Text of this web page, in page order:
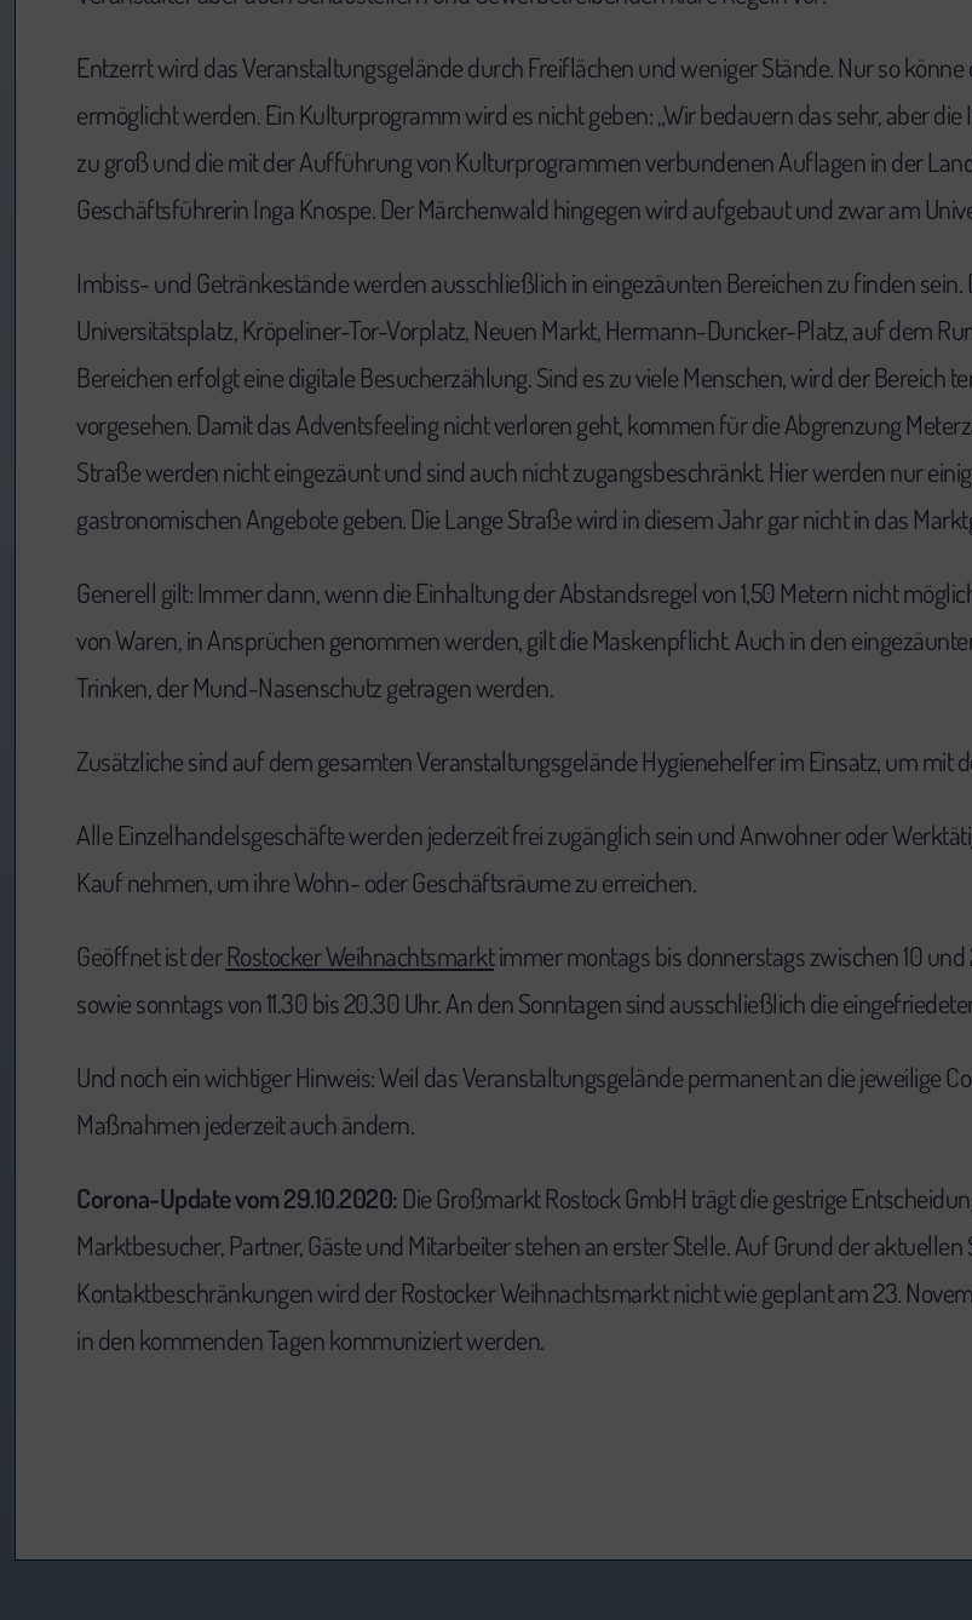
Entzerrt wird das Veranstaltungsgelände durch Freiflächen und weniger Stände. Nur so
ermöglicht werden. Ein Kulturprogramm wird es nicht geben: „Wir bedauern das sehr, aber
zu groß und die mit der Aufführung von Kulturprogrammen verbundenen Auflagen in der
Geschäftsführerin Inga Knospe. Der Märchenwald hingegen wird aufgebaut und zwar am
Imbiss- und Getränkestände werden ausschließlich in eingezäunten Bereichen zu finden
Universitätsplatz, Kröpeliner-Tor-Vorplatz, Neuen Markt, Hermann-Duncker-Platz, auf dem
Bereichen erfolgt eine digitale Besucherzählung. Sind es zu viele Menschen, wird der Bereich
vorgesehen. Damit das Adventsfeeling nicht verloren geht, kommen für die Abgrenzung
Straße werden nicht eingezäunt und sind auch nicht zugangsbeschränkt. Hier werden nur
gastronomischen Angebote geben. Die Lange Straße wird in diesem Jahr gar nicht in das
Generell gilt: Immer dann, wenn die Einhaltung der Abstandsregel von 1,50 Metern nicht
von Waren, in Ansprüchen genommen werden, gilt die Maskenpflicht. Auch in den
Trinken, der Mund-Nasenschutz getragen werden.
Zusätzliche sind auf dem gesamten Veranstaltungsgelände Hygienehelfer im Einsatz, um mit
Alle Einzelhandelsgeschäfte werden jederzeit frei zugänglich sein und Anwohner oder
Kauf nehmen, um ihre Wohn- oder Geschäftsräume zu erreichen.
Geöffnet ist derRostocker Weihnachtsmarktimmer montags bis donnerstags zwischen 10
sowie sonntags von 11.30 bis 20.30 Uhr. An den Sonntagen sind ausschließlich die
Und noch ein wichtiger Hinweis: Weil das Veranstaltungsgelände permanent an die jeweilige
Maßnahmen jederzeit auch ändern.
Corona-Update vom 29.10.2020: Die Großmarkt Rostock GmbH trägt die gestrige
Marktbesucher, Partner, Gäste und Mitarbeiter stehen an erster Stelle. Auf Grund der
Kontaktbeschränkungen wird der Rostocker Weihnachtsmarkt nicht wie geplant am 23.
in den kommenden Tagen kommuniziert werden.